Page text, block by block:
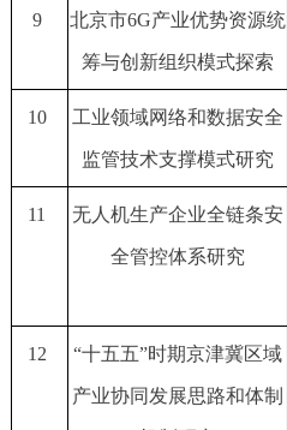
9 北京市6G产业优势资源统
筹与创新组织模式探索
10 工业领域网络和数据安全
监管技术支撑模式研究
11 无人机生产企业全链条安
全管控体系研究
12 “十五五”时期京津冀区域
产业协同发展思路和体制